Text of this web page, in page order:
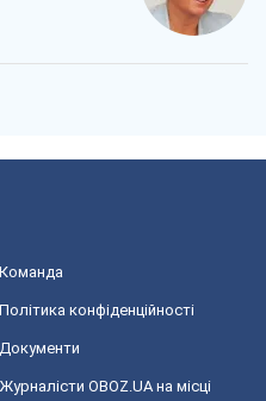
Команда
Політика конфіденційності
Документи
Журналісти OBOZ.UA на місці